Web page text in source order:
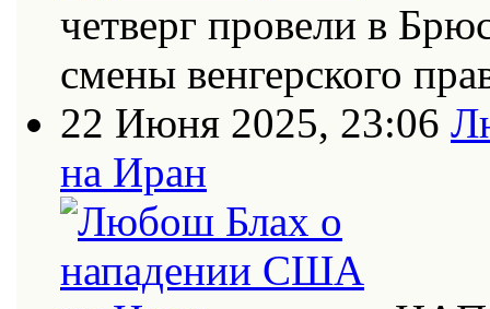
четверг провели в
смены венгерского
22 Июня 2025, 23:06
на Иран